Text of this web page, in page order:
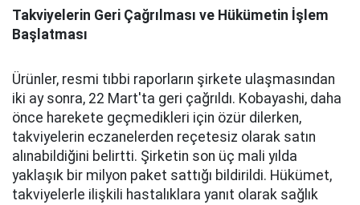
Takviyelerin Geri Çağrılması ve Hükümetin İşlem
Başlatması
Ürünler, resmi tıbbi raporların şirkete ulaşmasından
iki ay sonra, 22 Mart'ta geri çağrıldı. Kobayashi, daha
önce harekete geçmedikleri için özür dilerken,
takviyelerin eczanelerden reçetesiz olarak satın
alınabildiğini belirtti. Şirketin son üç mali yılda
yaklaşık bir milyon paket sattığı bildirildi. Hükümet,
takviyelerle ilişkili hastalıklara yanıt olarak sağlık